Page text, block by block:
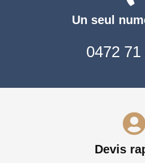
Un seul
0472 71
Devis